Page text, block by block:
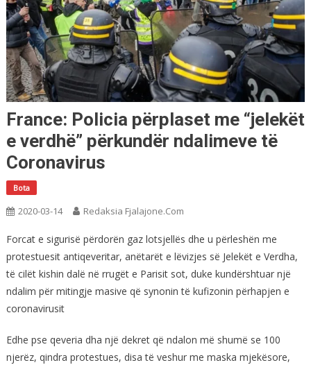
France: Policia përplaset me “jelekët
e verdhë” përkundër ndalimeve të
Coronavirus
Bota
2020-03-14 Redaksia Fjalajone.com
Forcat e sigurisë përdorën gaz lotsjellës dhe u përleshën me
protestuesit antiqeveritar, anëtarët e lëvizjes së Jelekët e Verdha,
të cilët kishin dalë në rrugët e Parisit sot, duke kundërshtuar një
ndalim për mitingje masive që synonin të kufizonin përhapjen e
coronavirusit
Edhe pse qeveria dha një dekret që ndalon më shumë se 100
njerëz, qindra protestues, disa të veshur me maska mjekësore,